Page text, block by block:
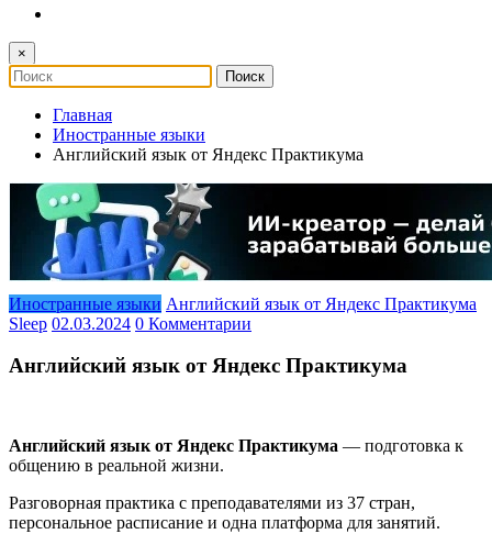
×
Главная
Иностранные языки
Английский язык от Яндекс Практикума
Иностранные языки Английский язык от Яндекс Практикума
Sleep 02.03.2024 0 Комментарии
Английский язык от Яндекс Практикума
Английский язык от Яндекс Практикума — подготовка к
общению в реальной жизни.
Разговорная практика с преподавателями из 37 стран,
персональное расписание и одна платформа для занятий.